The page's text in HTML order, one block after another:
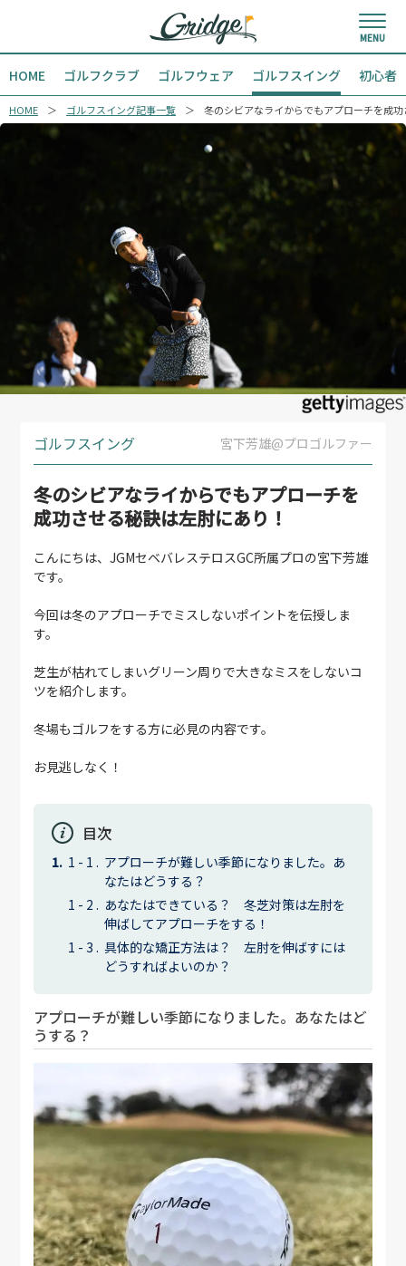
HOME ゴルフクラブ ゴルフウェア ゴルフスイング 初心者
HOME ゴルフスイング記事一覧 冬のシビアなライからでもアプローチを成
ゴルフスイング 宮下芳雄@プロゴルファー
冬のシビアなライからでもアプローチを
成功させる秘訣は左肘にあり！
こんにちは、JGMセベバレステロスGC所属プロの宮下芳雄
です。
今回は冬のアプローチでミスしないポイントを伝授しま
す。
芝生が枯れてしまいグリーン周りで大きなミスをしないコ
ツを紹介します。
冬場もゴルフをする方に必見の内容です。
お見逃しなく！
目次
アプローチが難しい季節になりました。あ
なたはどうする？
あなたはできている？ 冬芝対策は左肘を
伸ばしてアプローチをする！
具体的な矯正方法は？ 左肘を伸ばすには
どうすればよいのか？
アプローチが難しい季節になりました。あなたはど
うする？